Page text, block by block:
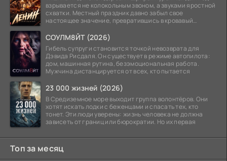
взрывается не колокольным звоном, а звуками яростной
схватки. Местный праздник давно забыл свое
настоящее значение, превратившись в кровавый
СОУЛМ8ЙТ (2026)
Гибель супруги становится точкой невозврата для
Дэвида Рисдаля. Он существует в режиме автопилота:
дом, машинная рутина, безэмоциональная работа.
Мужчина дистанцируется от всех, кто пытается
23 000 жизней (2026)
В Средиземное море выходит группа волонтёров. Они
хотят искать лодки с беженцами и спасать тех, кто
тонет. Эти люди уверены: жизнь человека не должна
зависеть от границ или бюрократии. Но их первая
Топ за месяц